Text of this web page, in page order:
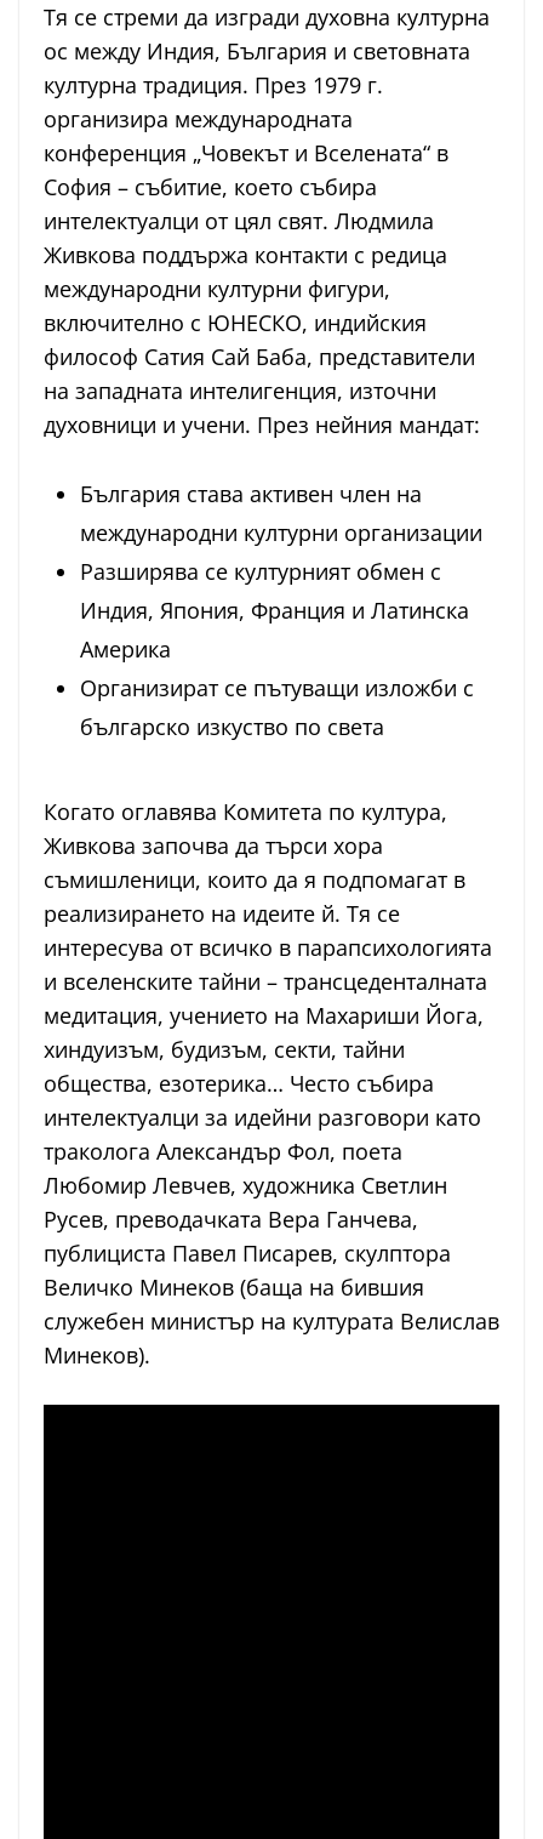
Тя се стреми да изгради духовна културна
ос между Индия, България и световната
културна традиция. През 1979 г.
организира международната
конференция „Човекът и Вселената“ в
София – събитие, което събира
интелектуалци от цял свят. Людмила
Живкова поддържа контакти с редица
международни културни фигури,
включително с ЮНЕСКО, индийския
философ Сатия Сай Баба, представители
на западната интелигенция, източни
духовници и учени. През нейния мандат:
България става активен член на
международни културни организации
Разширява се културният обмен с
Индия, Япония, Франция и Латинска
Америка
Организират се пътуващи изложби с
българско изкуство по света
Когато оглавява Комитета по култура,
Живкова започва да търси хора
съмишленици, които да я подпомагат в
реализирането на идеите й. Тя се
интересува от всичко в парапсихологията
и вселенските тайни – трансцеденталната
медитация, учението на Махариши Йога,
хиндуизъм, будизъм, секти, тайни
общества, езотерика… Често събира
интелектуалци за идейни разговори като
траколога Александър Фол, поета
Любомир Левчев, художника Светлин
Русев, преводачката Вера Ганчева,
публициста Павел Писарев, скулптора
Величко Минеков (баща на бившия
служебен министър на културата Велислав
Минеков).